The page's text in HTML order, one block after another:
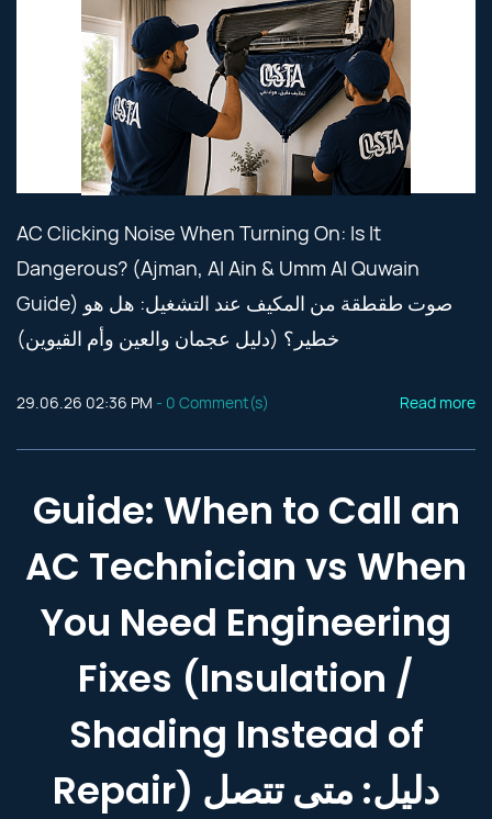
AC Clicking Noise When Turning On: Is It
Dangerous? (Ajman, Al Ain & Umm Al Quwain
Guide) صوت طقطقة من المكيف عند التشغيل: هل هو
خطير؟ (دليل عجمان والعين وأم القيوين)
29.06.26 02:36 PM - 0 Comment(s) Read more
Guide: When to Call an
AC Technician vs When
You Need Engineering
Fixes (Insulation /
Shading Instead of
Repair) دليل: متى تتصل